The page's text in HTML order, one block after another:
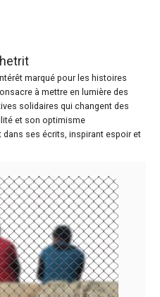
marqué pour les histoires
à mettre en lumière des
solidaires qui changent des
et son optimisme
dans ses écrits, inspirant espoir et